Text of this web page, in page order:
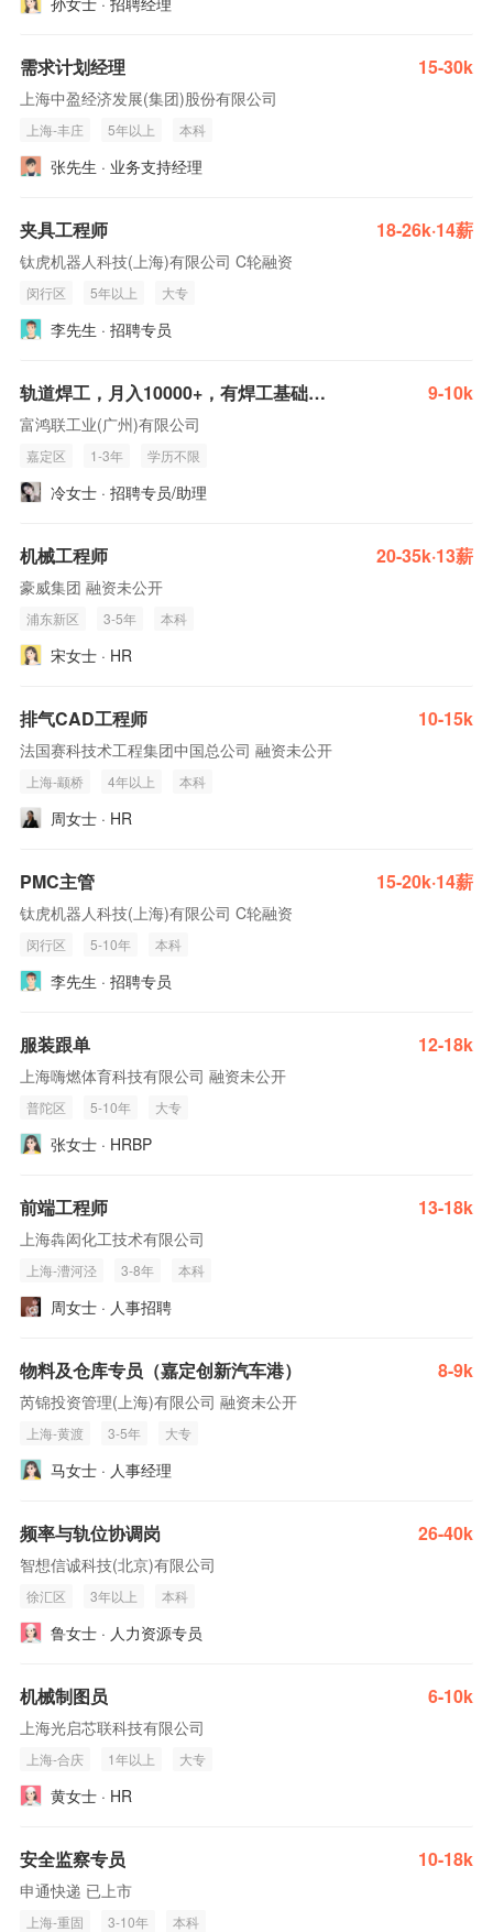
需求计划经理 15-30k
上海中盈经济发展(集团)股份有限公司
上海-丰庄 5年以上 本科
张先生 · 业务支持经理
夹具工程师 18-26k·14薪
钛虎机器人科技(上海)有限公司 C轮融资
闵行区 5年以上 大专
李先生 · 招聘专员
轨道焊工，月入10000+，有焊工基础，会看图纸 9-10k
富鸿联工业(广州)有限公司
嘉定区 1-3年 学历不限
冷女士 · 招聘专员/助理
机械工程师 20-35k·13薪
豪威集团 融资未公开
浦东新区 3-5年 本科
宋女士 · HR
排气CAD工程师 10-15k
法国赛科技术工程集团中国总公司 融资未公开
上海-颛桥 4年以上 本科
周女士 · HR
PMC主管 15-20k·14薪
钛虎机器人科技(上海)有限公司 C轮融资
闵行区 5-10年 本科
李先生 · 招聘专员
服装跟单 12-18k
上海嗨燃体育科技有限公司 融资未公开
普陀区 5-10年 大专
张女士 · HRBP
前端工程师 13-18k
上海犇闳化工技术有限公司
上海-漕河泾 3-8年 本科
周女士 · 人事招聘
物料及仓库专员（嘉定创新汽车港） 8-9k
芮锦投资管理(上海)有限公司 融资未公开
上海-黄渡 3-5年 大专
马女士 · 人事经理
频率与轨位协调岗 26-40k
智想信诚科技(北京)有限公司
徐汇区 3年以上 本科
鲁女士 · 人力资源专员
机械制图员 6-10k
上海光启芯联科技有限公司
上海-合庆 1年以上 大专
黄女士 · HR
安全监察专员 10-18k
申通快递 已上市
上海-重固 3-10年 本科